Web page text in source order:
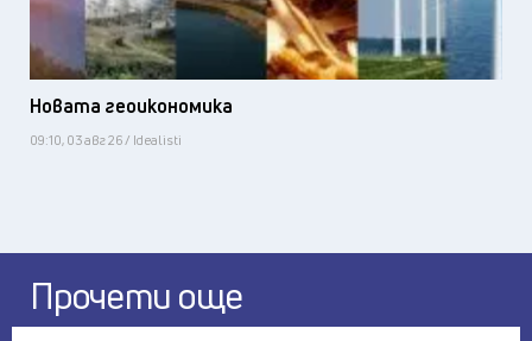
Новата геоикономика
09:10, 03 авг 26 / Idealisti
Прочети още